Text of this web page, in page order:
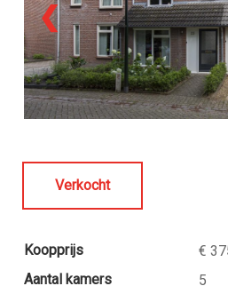
❮
Verkocht
Koopprijs
€
Aantal kamers
5